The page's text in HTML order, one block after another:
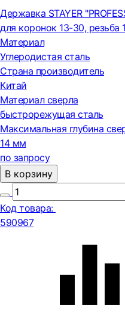
Державка STAYER
для коронок 13-30, резьба
Материал
Углеродистая сталь
Страна производитель
Китай
Материал сверла
быстрорежущая сталь
Максимальная глубина
14 мм
по запросу
В корзину
Код товара:
590967